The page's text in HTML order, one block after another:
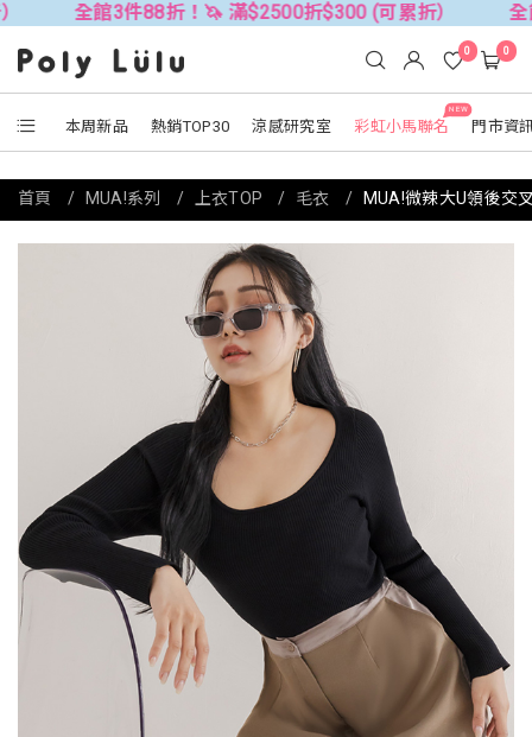
館3件88折！🦄 滿$2500折$300 (可累折） 全館3件88
本周新品 熱銷TOP30 涼感研究室
NEW
彩虹小馬聯名 門市資
0 0
首頁 MUA!系列 上衣TOP 毛衣 MUA!微辣大U領後交